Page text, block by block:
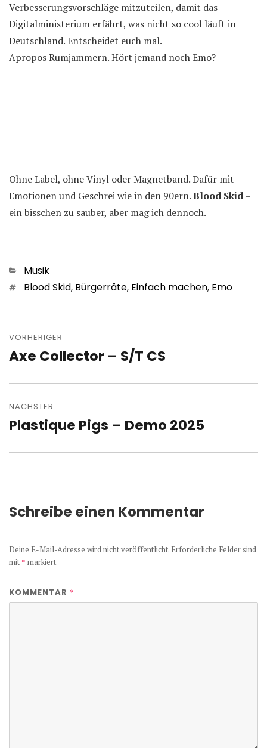
Verbesserungsvorschläge mitzuteilen, damit das
Digitalministerium erfährt, was nicht so cool läuft in
Deutschland. Entscheidet euch mal.
Apropos Rumjammern. Hört jemand noch Emo?
Ohne Label, ohne Vinyl oder Magnetband. Dafür mit
Emotionen und Geschrei wie in den 90ern.Blood Skid–
ein bisschen zu sauber, aber mag ich dennoch.
Kategorien
Musik
Schlagwörter
Blood Skid, Bürgerräte, Einfach machen, Emo
VORHERIGER
Vorheriger
Axe Collector – S/T CS
NÄCHSTER
Nächster
Plastique Pigs – Demo 2025
Schreibe einen Kommentar
Deine E-Mail-Adresse wird nicht veröffentlicht. Erforderliche Felder sind
mit * markiert
KOMMENTAR *